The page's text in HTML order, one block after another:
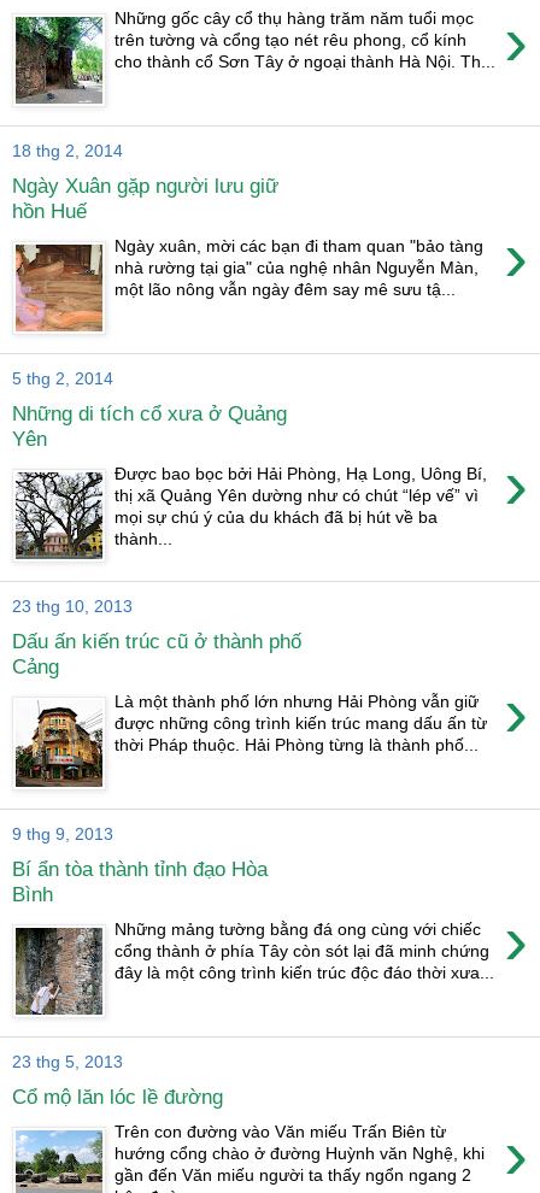
›
Những gốc cây cổ thụ hàng trăm năm tuổi mọc
trên tường và cổng tạo nét rêu phong, cổ kính
cho thành cổ Sơn Tây ở ngoại thành Hà Nội. Th...
18 thg 2, 2014
Ngày Xuân gặp người lưu giữ
hồn Huế
›
Ngày xuân, mời các bạn đi tham quan "bảo tàng
nhà rường tại gia" của nghệ nhân Nguyễn Màn,
một lão nông vẫn ngày đêm say mê sưu tậ...
5 thg 2, 2014
Những di tích cổ xưa ở Quảng
Yên
›
Được bao bọc bởi Hải Phòng, Hạ Long, Uông Bí,
thị xã Quảng Yên dường như có chút “lép vế” vì
mọi sự chú ý của du khách đã bị hút về ba
thành...
23 thg 10, 2013
Dấu ấn kiến trúc cũ ở thành phố
Cảng
›
Là một thành phố lớn nhưng Hải Phòng vẫn giữ
được những công trình kiến trúc mang dấu ấn từ
thời Pháp thuộc. Hải Phòng từng là thành phố...
9 thg 9, 2013
Bí ẩn tòa thành tỉnh đạo Hòa
Bình
›
Những mảng tường bằng đá ong cùng với chiếc
cổng thành ở phía Tây còn sót lại đã minh chứng
đây là một công trình kiến trúc độc đáo thời xưa...
23 thg 5, 2013
Cổ mộ lăn lóc lề đường
›
Trên con đường vào Văn miếu Trấn Biên từ
hướng cổng chào ở đường Huỳnh văn Nghệ, khi
gần đến Văn miếu người ta thấy ngổn ngang 2